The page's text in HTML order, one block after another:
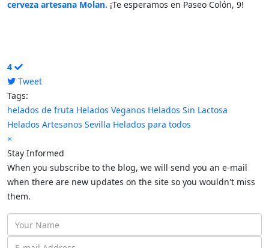
cerveza artesana Molan. ¡Te esperamos en Paseo Colón, 9!
4
Tweet
pinterest
Tags:
helados de fruta Helados Veganos Helados Sin Lactosa
Helados Artesanos Sevilla Helados para todos
×
Stay Informed
When you subscribe to the blog, we will send you an e-mail
when there are new updates on the site so you wouldn't miss
them.
Your
Name